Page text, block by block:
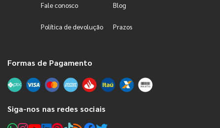
Fale conosco Blog
Política de devolução Prazos
Formas de Pagamento
Siga-nos nas redes sociais